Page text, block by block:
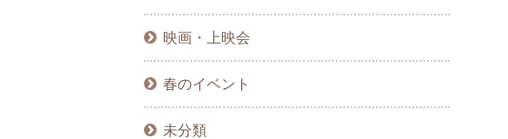
映画・上映会
春のイベント
未分類